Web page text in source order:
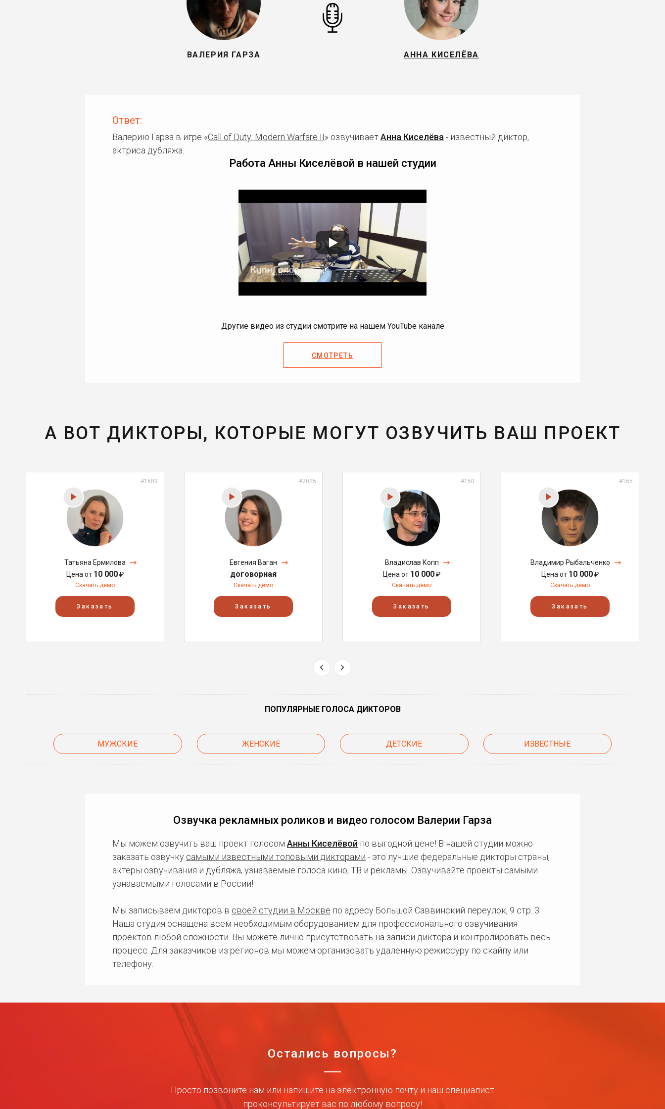
ВАЛЕРИЯ ГАРЗА АННА КИСЕЛЁВА
Ответ:
Валерию Гарза в игре «Call of Duty: Modern Warfare II» озвучиваетАнна Киселёва - известный диктор,
актриса дубляжа.
Работа Анны Киселёвой в нашей студии
Другие видео из студии смотрите на нашем YouTube канале
СМОТРЕТЬ
А ВОТ ДИКТОРЫ, КОТОРЫЕ МОГУТ ОЗВУЧИТЬ ВАШ ПРОЕКТ
#1689
Татьяна Ермилова
Цена от 10 000₽
Скачать демо
Заказать
#2025
Евгения Ваган
договорная
Скачать демо
Заказать
#150
Владислав Копп
Цена от 10 000₽
Скачать демо
Заказать
#165
Владимир Рыбальченко
Цена от 10 000₽
Скачать демо
Заказать
ПОПУЛЯРНЫЕ ГОЛОСА ДИКТОРОВ
МУЖСКИЕ ЖЕНСКИЕ ДЕТСКИЕ ИЗВЕСТНЫЕ
Озвучка рекламных роликов и видео голосом Валерии Гарза
Мы можем озвучить ваш проект голосом Анны Киселёвой по выгодной цене! В нашей студии можно
заказать озвучку самыми известными топовыми дикторами - это лучшие федеральные дикторы страны,
актеры озвучивания и дубляжа, узнаваемые голоса кино, ТВ и рекламы. Озвучивайте проекты самыми
узнаваемыми голосами в России!
Мы записываем дикторов в своей студии в Москве по адресу Большой Саввинский переулок, 9 стр. 3.
Наша студия оснащена всем необходимым оборудованием для профессионального озвучивания
проектов любой сложности. Вы можете лично присутствовать на записи диктора и контролировать весь
процесс. Для заказчиков из регионов мы можем организовать удаленную режиссуру по скайпу или
телефону.
Остались вопросы?
Просто позвоните нам или напишите на электронную почту и наш специалист
проконсультирует вас по любому вопросу!